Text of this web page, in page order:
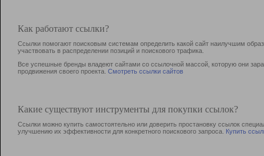
Как работают ссылки?
Ссылки помогают поисковым системам определить какой сайт наилучшим
участвовать в раcпределении позиций и поискового трафика.
Все успешные бренды владеют сайтами со ссылочной массой, которую они
продвижения своего проекта. Смотреть ссылки сайтов
Какие существуют инструменты для покупки ссылок?
Ссылки можно купить самостоятельно или доверить простановку ссылок
улучшению их эффективности для конкретного поискового запроса. Купить